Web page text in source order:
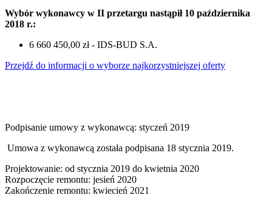
Wybór wykonawcy w II przetargu nastąpił 10 października
2018 r.:
6 660 450,00 zł - IDS-BUD S.A.
Przejdź do informacji o wyborze najkorzystniejszej oferty
Podpisanie umowy z wykonawcą: styczeń 2019
Umowa z wykonawcą została podpisana 18 stycznia 2019.
Projektowanie: od stycznia 2019 do kwietnia 2020
Rozpoczęcie remontu: jesień 2020
Zakończenie remontu: kwiecień 2021